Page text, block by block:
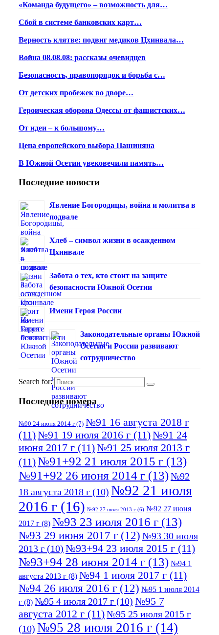
«Команда будущего» – возможность для…
Сбой в системе банковских карт…
Верность клятве: подвиг медиков Цхинвала…
Война 08.08.08: рассказы очевидцев
Безопасность, правопорядок и борьба с…
От детских пробежек во дворе…
Героическая оборона Одессы от фашистских…
От идеи – к большому…
Цена европейского выбора Пашиняна
В Южной Осетии увековечили память…
Последние новости
Явление Богородицы, война и молитва в
подвале
Хлеб – символ жизни в осажденном
Цхинвале
Забота о тех, кто стоит на защите
безопасности Южной Осетии
Имени Героя России
Законодательные органы Южной
Осетии и России развивают
сотрудничество
Search for:
Последние номера
№90 24 июня 2014 г (7) №91 16 августа 2018 г
(11)№91 19 июля 2016 г (11)№91 24
июня 2017 г (11)№91 25 июля 2013 г
(11)№91+92 21 июля 2015 г (13)
№91+92 26 июня 2014 г (13)№92
18 августа 2018 г (10) №92 21 июля
2016 г (16) №92 27 июля 2013 г (6) №92 27 июня
2017 г (8) №93 23 июля 2016 г (13)
№93 29 июня 2017 г (12) №93 30 июля
2013 г (10) №93+94 23 июля 2015 г (11)
№93+94 28 июня 2014 г (13) №94 1
августа 2013 г (8) №94 1 июля 2017 г (11)
№94 26 июля 2016 г (12) №95 1 июля 2014
г (8) №95 4 июля 2017 г (10) №95 7
августа 2012 г (11)№95 25 июля 2015 г
(10) №95 28 июля 2016 г (14)